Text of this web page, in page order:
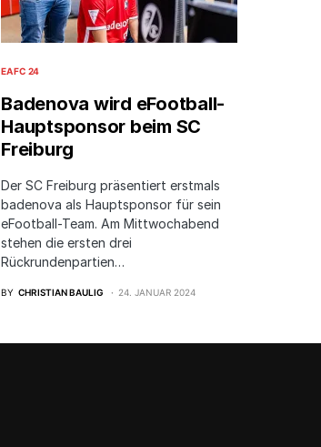
EA FC 24
Badenova wird eFootball-
Hauptsponsor beim SC
Freiburg
Der SC Freiburg präsentiert erstmals
badenova als Hauptsponsor für sein
eFootball-Team. Am Mittwochabend
stehen die ersten drei
Rückrundenpartien…
BY CHRISTIAN BAULIG 24. JANUAR 2024